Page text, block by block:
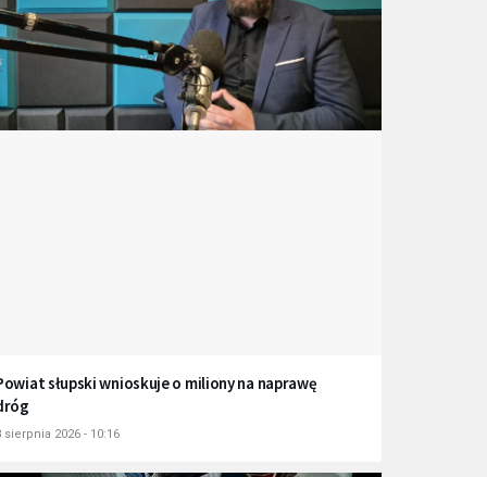
słupski wnioskuje o miliony na naprawę
sierpnia 2026 - 10:16